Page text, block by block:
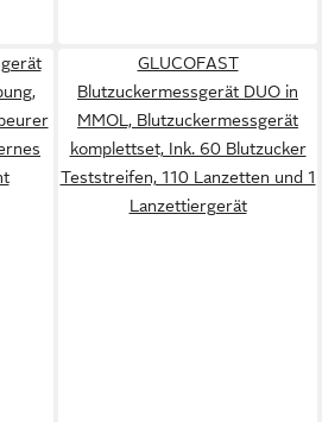
GLUCOFAST
Blutzuckermessgerät DUO in
MMOL, Blutzuckermessgerät
komplettset, Ink. 60 Blutzucker
Teststreifen, 110 Lanzetten und 1
Lanzettiergerät